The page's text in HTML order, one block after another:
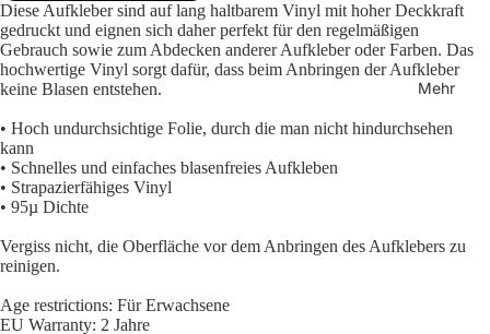
Mehr
Diese Aufkleber sind auf lang haltbarem Vinyl mit hoher Deckkraft
gedruckt und eignen sich daher perfekt für den regelmäßigen
Gebrauch sowie zum Abdecken anderer Aufkleber oder Farben. Das
hochwertige Vinyl sorgt dafür, dass beim Anbringen der Aufkleber
keine Blasen entstehen.
• Hoch undurchsichtige Folie, durch die man nicht hindurchsehen
kann
• Schnelles und einfaches blasenfreies Aufkleben
• Strapazierfähiges Vinyl
• 95µ Dichte
Vergiss nicht, die Oberfläche vor dem Anbringen des Aufklebers zu
reinigen.
Age restrictions: Für Erwachsene
EU Warranty: 2 Jahre